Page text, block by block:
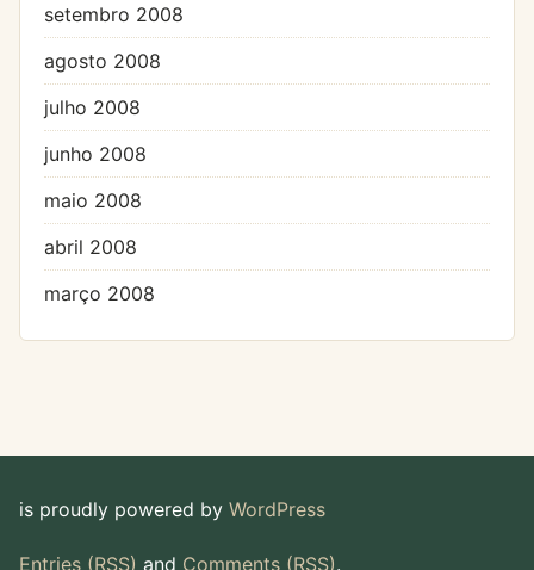
setembro 2008
agosto 2008
julho 2008
junho 2008
maio 2008
abril 2008
março 2008
is proudly powered by WordPress
Entries (RSS) and Comments (RSS).